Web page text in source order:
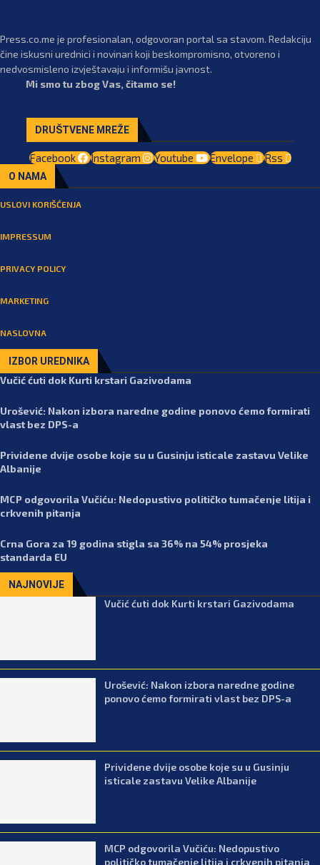
Press.co.me je profesionalan, odgovoran portal sa stavom. Redakciju
čine iskusni urednici i novinari koji beskompromisno, otvoreno i
nedvosmisleno izvještavaju i informišu javnost.
Mi smo tu zbog Vas, čitamo se!
DRUŠTVENE MREŽE
Facebook Instagram Youtube Envelope Rss
O NAMA
USLOVI KORIŠĆENJA
IMPRESSUM
PRIVACY POLICY
MARKETING
NASLOVNA
IZBOR UREDNIKA
Vučić ćuti dok Kurti krstari Gazivodama
Urošević: Nakon izbora naredne godine ponovo ćemo formirati
vlast bez DPS-a
Prividene dvije osobe koje su u Gusinju isticale zastavu Velike
Albanije
MCP odgovorila Vučiću: Nedopustivo političko tumačenje litija i
crkvenih pitanja
Crna Gora za 19 godina stigla sa 36% na 54% prosjeka
standarda EU
NAJNOVIJE
Vučić ćuti dok Kurti krstari Gazivodama
Urošević: Nakon izbora naredne godine
ponovo ćemo formirati vlast bez DPS-a
Prividene dvije osobe koje su u Gusinju
isticale zastavu Velike Albanije
MCP odgovorila Vučiću: Nedopustivo
političko tumačenje litija i crkvenih pitanja